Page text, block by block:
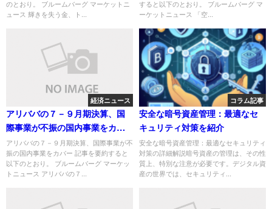
のとおり。 ブルームバーグ マーケットニ
ュース 輝きを失う金、ト...
すると以下のとおり。 ブルームバーグ マ
ーケットニュース 「空...
経済ニュース
アリババの７－９月期決算、国
際事業が不振の国内事業をカバ
ー
アリババの７－９月期決算、国際事業が不
振の国内事業をカバー 記事を要約すると
以下のとおり。 ブルームバーグ マーケッ
トニュース アリババの７...
コラム記事
安全な暗号資産管理：最適なセ
キュリティ対策を紹介
安全な暗号資産管理：最適なセキュリティ
対策の詳細解説暗号資産の管理は、その性
質上、特別な注意が必要です。デジタル資
産の世界では、セキュリティ...